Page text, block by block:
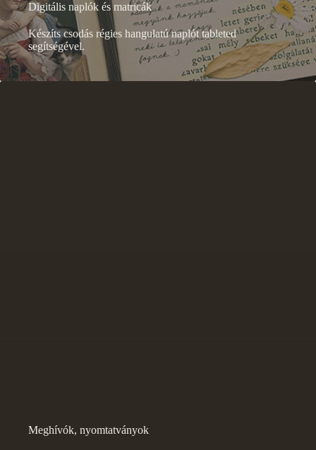
Digitális naplók és matricák
Készíts csodás régies hangulatú naplót tableted
segítségével.
Meghívók, nyomtatványok